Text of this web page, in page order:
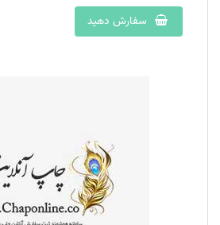
سفارش دهید